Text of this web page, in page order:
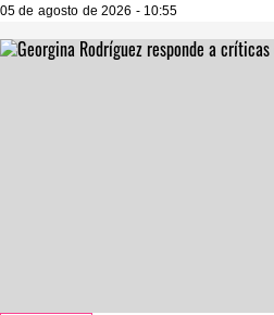
05 de agosto de 2026 - 10:55